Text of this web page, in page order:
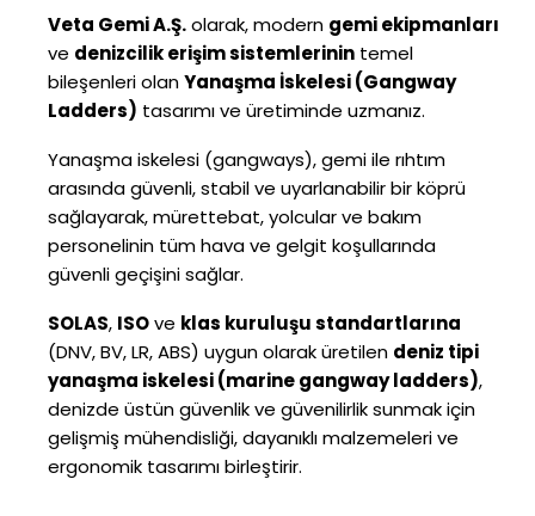
Veta Gemi A.Ş.olarak, modern gemi ekipmanları
ve denizcilik erişim sistemlerinin temel
bileşenleri olanYanaşma İskelesi (Gangway
Ladders) tasarımı ve üretiminde uzmanız.
Yanaşma iskelesi (gangways), gemi ile rıhtım
arasında güvenli, stabil ve uyarlanabilir bir köprü
sağlayarak, mürettebat, yolcular ve bakım
personelinin tüm hava ve gelgit koşullarında
güvenli geçişini sağlar.
SOLAS, ISOve klas kuruluşu standartlarına
(DNV, BV, LR, ABS) uygun olarak üretilen deniz tipi
yanaşma iskelesi (marine gangway ladders),
denizde üstün güvenlik ve güvenilirlik sunmak için
gelişmiş mühendisliği, dayanıklı malzemeleri ve
ergonomik tasarımı birleştirir.